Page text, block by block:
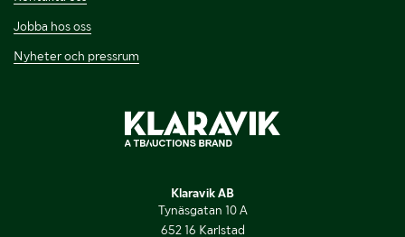
Jobba hos oss
Nyheter och pressrum
Klaravik AB
Tynäsgatan 10 A
652 16 Karlstad